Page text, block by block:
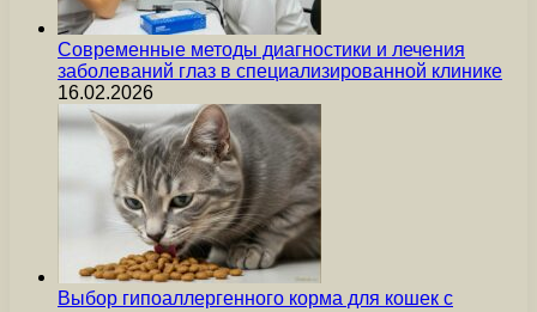
Современные методы диагностики и лечения
заболеваний глаз в специализированной клинике
16.02.2026
Выбор гипоаллергенного корма для кошек с